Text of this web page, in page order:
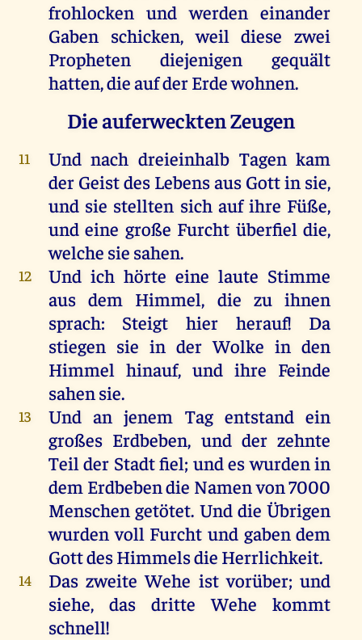
frohlocken und werden einander
Gaben schicken,weil diese zwei
Prophetendiejenigen gequält
hatten,dieaufderErdewohnen.
Die auferweckten Zeugen
11 Und nach dreieinhalb Tagen kam
der Geistdes Lebensaus Gottin sie,
und sie stellten sich auf ihre Füße,
und eine große Furcht überfieldie,
welche sie sahen.
12 Und ich hörte eine laute Stimme
aus dem Himmel, die zu ihnen
sprach: Steigt hier herauf! Da
stiegen sie in der Wolke in den
Himmel hinauf, und ihre Feinde
sahensie.
13 Und an jenem Tag entstand ein
großes Erdbeben, und der zehnte
Teil der Stadtfiel; undeswurdenin
dem Erdbebendie Namenvon7000
Menschen getötet. Und die Übrigen
wurden voll Furcht und gaben dem
GottdesHimmelsdie Herrlichkeit.
14 Das zweite Wehe ist vorüber;und
siehe, das dritte Wehe
kommt
schnell!